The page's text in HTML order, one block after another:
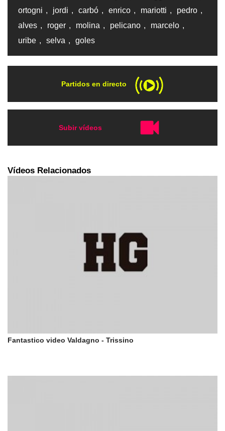
ortogni , jordi , carbó , enrico , mariotti , pedro ,
alves , roger , molina , pelicano , marcelo ,
uribe , selva , goles
Partidos en directo
Subir vídeos
Vídeos Relacionados
Fantastico video Valdagno - Trissino